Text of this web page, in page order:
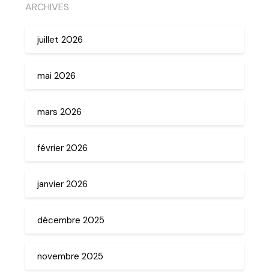
ARCHIVES
juillet 2026
mai 2026
mars 2026
février 2026
janvier 2026
décembre 2025
novembre 2025